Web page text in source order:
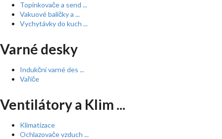
Topinkovače a send ...
Vakuové baličky a ...
Vychytávky do kuch ...
Varné desky
Indukční varné des ...
Vařiče
Ventilátory a Klim ...
Klimatizace
Ochlazovače vzduch ...